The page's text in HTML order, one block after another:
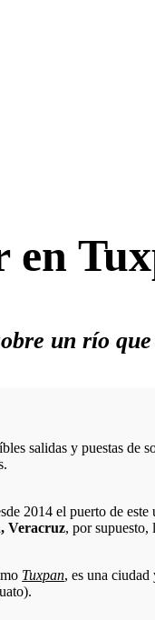
en
un río
salidas y puestas de
2014 el puerto de
Veracruz, por supuesto,
Tuxpan, es una